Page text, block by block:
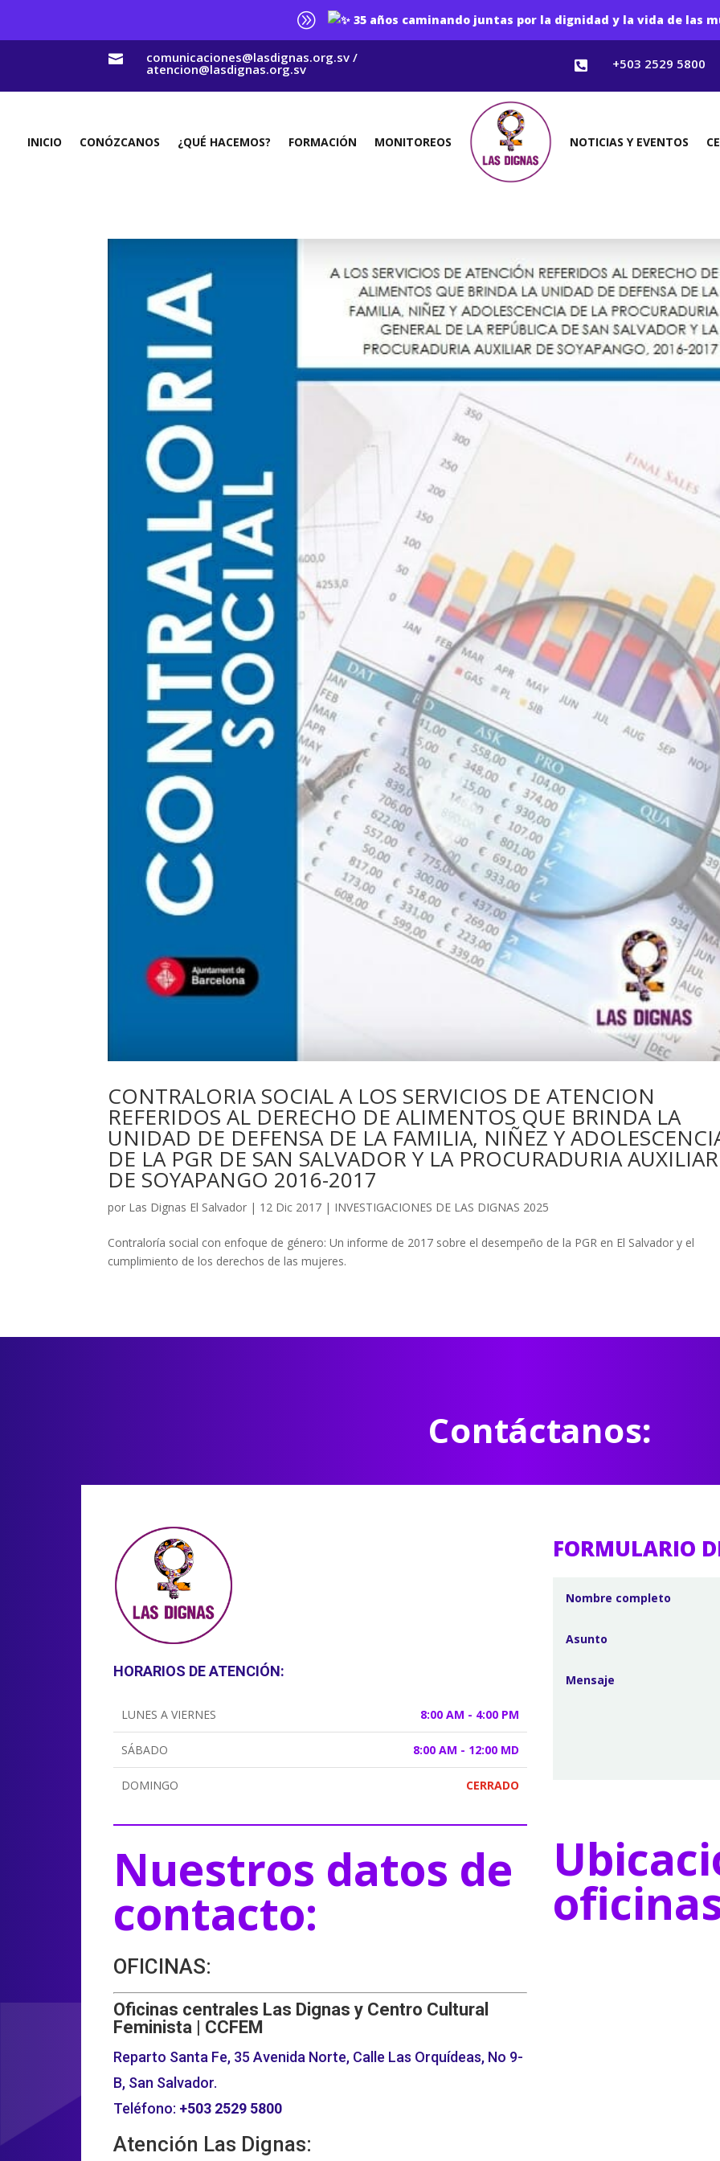
A 35 años caminando juntas por la dignidad y la vida de las
 comunicaciones@lasdignas.org.sv /
atencion@lasdignas.org.sv  +503 2529 5800
INICIO CONÓZCANOS ¿QUÉ HACEMOS? FORMACIÓN MONITOREOS NOTICIAS Y EVENTOS
CONTRALORIA SOCIAL A LOS SERVICIOS DE ATENCION
REFERIDOS AL DERECHO DE ALIMENTOS QUE BRINDA LA
UNIDAD DE DEFENSA DE LA FAMILIA, NIÑEZ Y
DE LA PGR DE SAN SALVADOR Y LA PROCURADURIA AUXILIAR
DE SOYAPANGO 2016-2017
por Las Dignas El Salvador | 12 Dic 2017 | INVESTIGACIONES DE LAS DIGNAS 2025
Contraloría social con enfoque de género: Un informe de 2017 sobre el desempeño de la PGR en El Salvador y el
cumplimiento de los derechos de las mujeres.
Contáctanos:
HORARIOS DE ATENCIÓN:
LUNES A VIERNES 8:00 AM - 4:00 PM
SÁBADO 8:00 AM - 12:00 MD
DOMINGO CERRADO
Nuestros datos de
contacto:
OFICINAS:
Oficinas centrales Las Dignas y Centro Cultural
Feminista | CCFEM
Reparto Santa Fe, 35 Avenida Norte, Calle Las Orquídeas, No 9-
B, San Salvador.
Teléfono: +503 2529 5800
Atención Las Dignas:
FORMULARIO